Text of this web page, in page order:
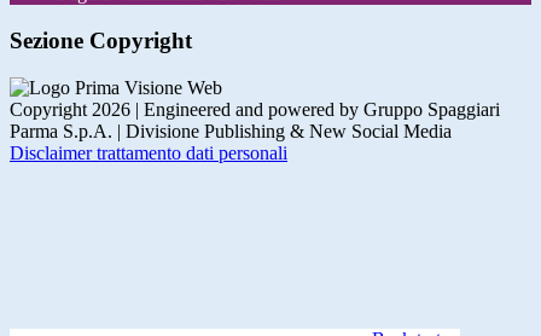
Sezione Copyright
Copyright 2026 | Engineered and powered by Gruppo Spaggiari
Parma S.p.A. | Divisione Publishing & New Social Media
Disclaimer trattamento dati personali